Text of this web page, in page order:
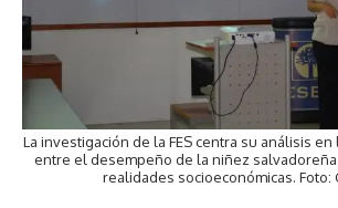
La investigación de la FES centra su análisis
entre el desempeño de la niñez
realidades socioeconómicas. Foto: